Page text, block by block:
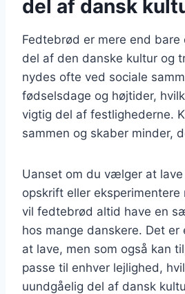
del af dansk
Fedtebrød er mere end bare
del af den danske kultur og
nydes ofte ved sociale
fødselsdage og højtider,
vigtig del af festlighederne.
sammen og skaber minder,
Uanset om du vælger at
opskrift eller eksperimentere
vil fedtebrød altid have en
hos mange danskere. Det er
at lave, men som også kan
passe til enhver lejlighed,
uundgåelig del af dansk